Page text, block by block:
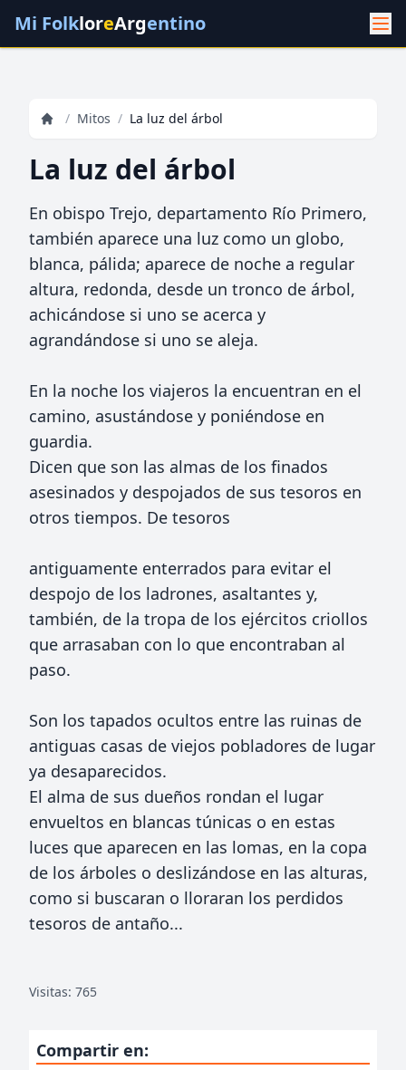
Mi FolkloreArgentino
/ Mitos / La luz del árbol
La luz del árbol
En obispo Trejo, departamento Río Primero,
también aparece una luz como un globo,
blanca, pálida; aparece de noche a regular
altura, redonda, desde un tronco de árbol,
achicándose si uno se acerca y
agrandándose si uno se aleja.
En la noche los viajeros la encuentran en el
camino, asustándose y poniéndose en
guardia.
Dicen que son las almas de los finados
asesinados y despojados de sus tesoros en
otros tiempos. De tesoros
antiguamente enterrados para evitar el
despojo de los ladrones, asaltantes y,
también, de la tropa de los ejércitos criollos
que arrasaban con lo que encontraban al
paso.
Son los tapados ocultos entre las ruinas de
antiguas casas de viejos pobladores de lugar
ya desaparecidos.
El alma de sus dueños rondan el lugar
envueltos en blancas túnicas o en estas
luces que aparecen en las lomas, en la copa
de los árboles o deslizándose en las alturas,
como si buscaran o lloraran los perdidos
tesoros de antaño...
Visitas: 765
Compartir en: